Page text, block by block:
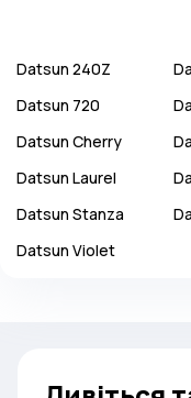
Datsun 240Z
Datsun 720
Datsun Cherry
Datsun Laurel
Datsun Stanza
Datsun Violet